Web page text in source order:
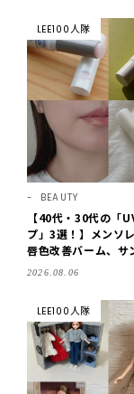
LEE100人隊
BEAUTY
【40代・30代の「
プ」3選！】メンソ
唇色改善バーム、サ
どを「夏の紫外線対
2026.08.06
LEE100人隊